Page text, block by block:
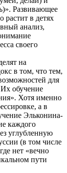
Развивающее
растит в детях
анализ,
своего
на
в том, что тем,
для
Их обучение
Хотя именно
а в
Эльконина-
каждого
углубленную
(в том числе
нет «вечно
пути